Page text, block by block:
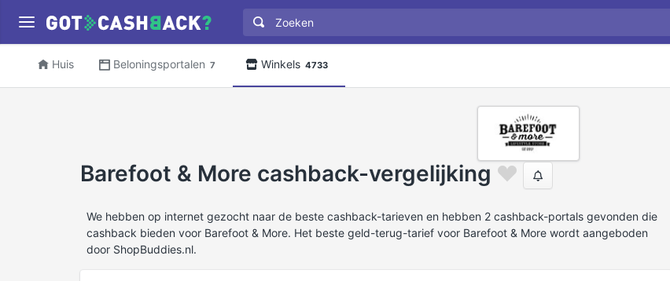
Huis Beloningsportalen 7 Winkels 4733
Barefoot & More cashback-vergelijking
We hebben op internet gezocht naar de beste cashback-tarieven en hebben 2 cashback-portals gevonden die
cashback bieden voor Barefoot & More. Het beste geld-terug-tarief voor Barefoot & More wordt aangeboden
door ShopBuddies.nl.